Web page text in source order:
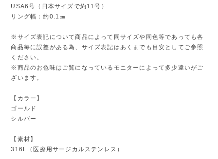
USA6号（日本サイズで約11号）
リング幅：約0.1㎝
※サイズ表記について商品によって同サイズや同色等であっても各
商品毎に誤差がある為、サイズ表記はあくまでも目安としてご参照
ください。
※商品のお色味はご覧になっているモニターによって多少違いがご
ざいます。
【カラー】
ゴールド
シルバー
【素材】
316L（医療用サージカルステンレス）